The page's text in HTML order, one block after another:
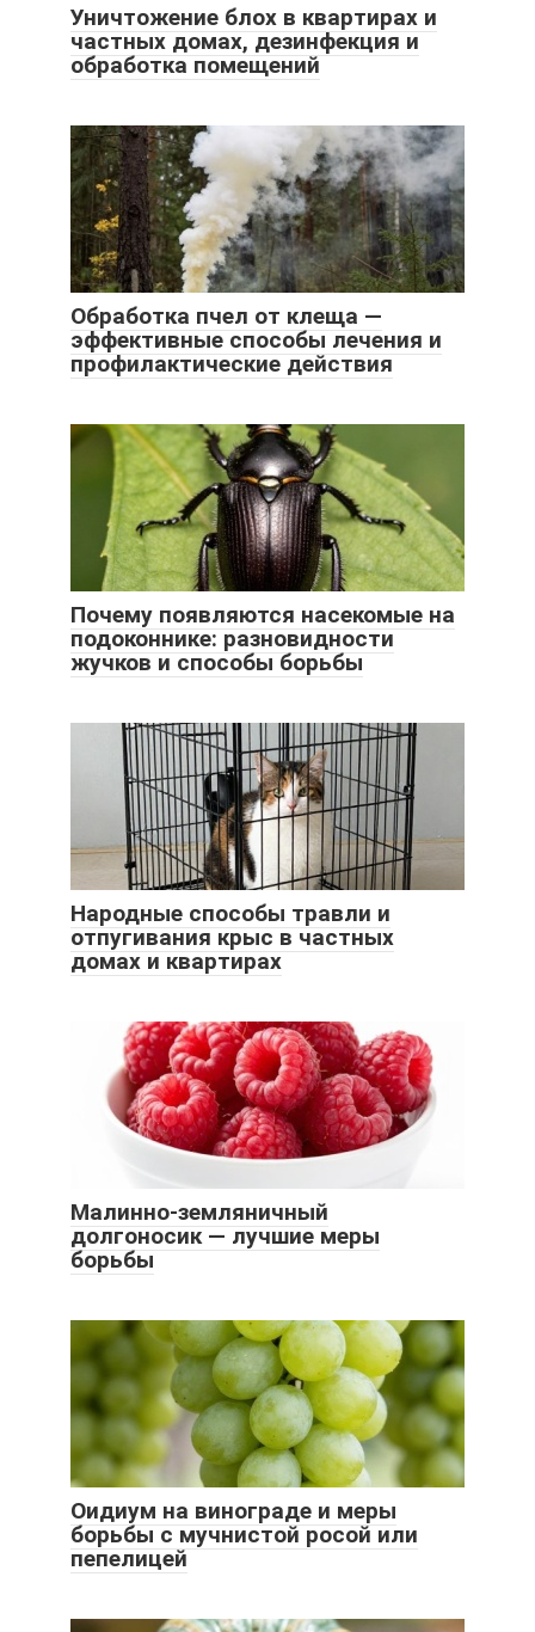
Уничтожение блох в квартирах и
частных домах, дезинфекция и
обработка помещений
Обработка пчел от клеща —
эффективные способы лечения и
профилактические действия
Почему появляются насекомые на
подоконнике: разновидности
жучков и способы борьбы
Народные способы травли и
отпугивания крыс в частных
домах и квартирах
Малинно-земляничный
долгоносик — лучшие меры
борьбы
Оидиум на винограде и меры
борьбы с мучнистой росой или
пепелицей